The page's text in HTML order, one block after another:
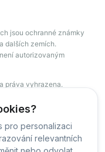
pro personalizaci
relevantních
jsou ochranné známky
dalších zemích.
autorizovaným
práva vyhrazena.
vyhrazena.